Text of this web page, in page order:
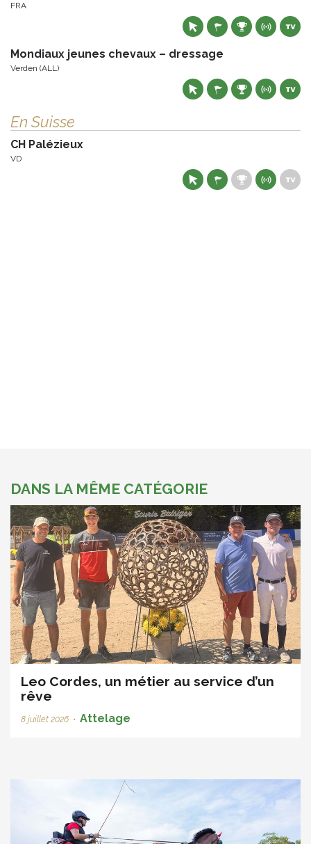
FRA
Mondiaux jeunes chevaux – dressage
Verden (ALL)
En Suisse
CH Palézieux
VD
DANS LA MÊME CATÉGORIE
Leo Cordes, un métier au service d’un
rêve
8 juillet 2026 • Attelage